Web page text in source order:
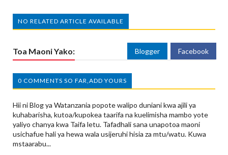
NO RELATED ARTICLE AVAILABLE
Toa Maoni Yako: Blogger Facebook
0 COMMENTS SO FAR,ADD YOURS
Hii ni Blog ya Watanzania popote walipo duniani kwa ajili ya
kuhabarisha, kutoa/kupokea taarifa na kuelimisha mambo yote
yaliyo chanya kwa Taifa letu. Tafadhali sana unapotoa maoni
usichafue hali ya hewa wala usijeruhi hisia za mtu/watu. Kuwa
mstaarabu...